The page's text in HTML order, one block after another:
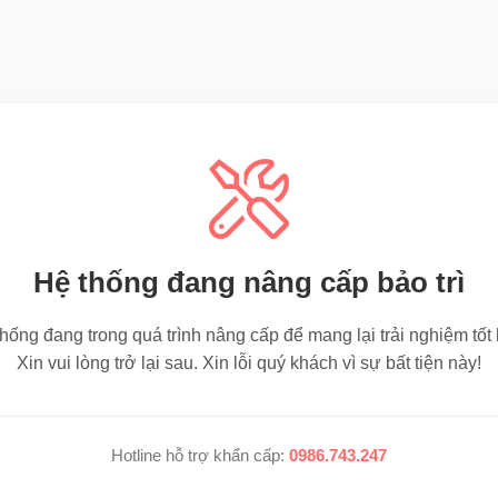
Hệ thống đang nâng cấp bảo trì
đang trong quá trình nâng cấp để mang lại trải nghiệm tốt
Xin vui lòng trở lại sau. Xin lỗi quý khách vì sự bất tiện này!
Hotline hỗ trợ khẩn cấp: 0986.743.247